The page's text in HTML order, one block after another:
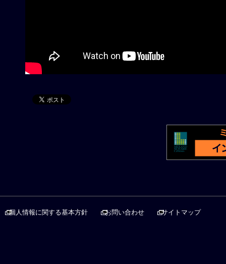
個人情報に関する基本方針 お問い合わせ サイトマップ